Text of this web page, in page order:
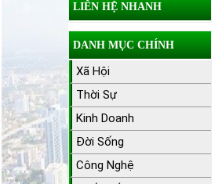
LIÊN HỆ NHANH
DANH MỤC CHÍNH
Xã Hội
Thời Sự
Kinh Doanh
Đời Sống
Công Nghệ